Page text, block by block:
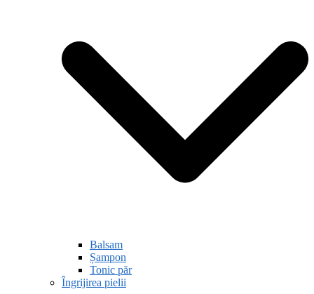
Balsam
Șampon
Tonic păr
Îngrijirea pielii